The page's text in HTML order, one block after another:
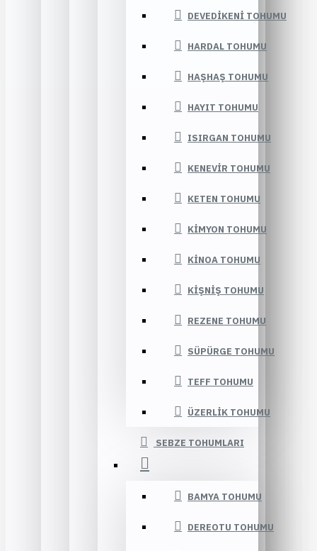
DEVEDIKENI TOHUMU
HARDAL TOHUMU
HAŞHAŞ TOHUMU
HAYIT TOHUMU
ISIRGAN TOHUMU
KENEVIR TOHUMU
KETEN TOHUMU
KIMYON TOHUMU
KINOA TOHUMU
KIŞNIŞ TOHUMU
REZENE TOHUMU
SÜPÜRGE TOHUMU
TEFF TOHUMU
ÜZERLIK TOHUMU
SEBZE TOHUMLARI
BAMYA TOHUMU
DEREOTU TOHUMU